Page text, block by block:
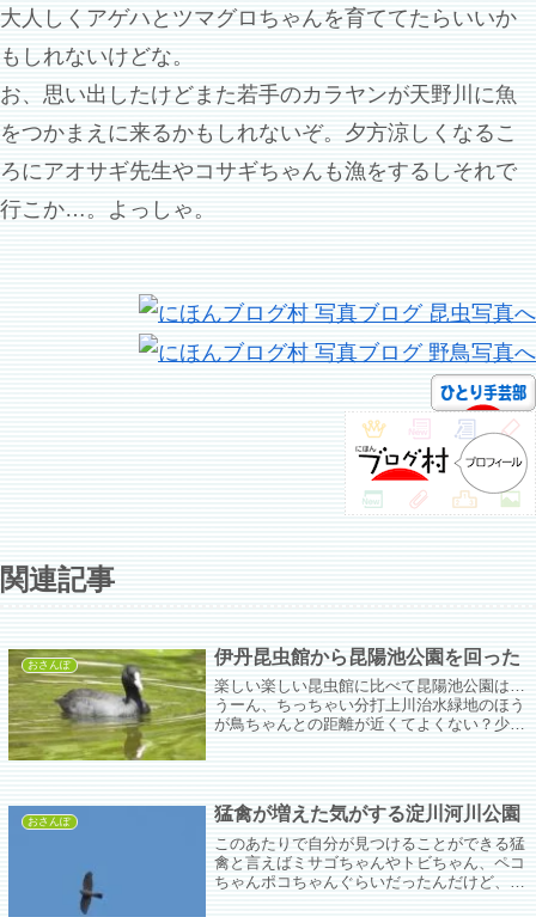
大人しくアゲハとツマグロちゃんを育ててたらいいか
もしれないけどな。
お、思い出したけどまた若手のカラヤンが天野川に魚
をつかまえに来るかもしれないぞ。夕方涼しくなるこ
ろにアオサギ先生やコサギちゃんも漁をするしそれで
行こか…。よっしゃ。
関連記事
おさんぽ 伊丹昆虫館から昆陽池公園を回った
楽しい楽しい昆虫館に比べて昆陽池公園は…
うーん、ちっちゃい分打上川治水緑地のほう
が鳥ちゃんとの距離が近くてよくない？少な
おさんぽ 猛禽が増えた気がする淀川河川公園
このあたりで自分が見つけることができる猛
禽と言えばミサゴちゃんやトビちゃん、ペコ
ちゃんポコちゃんぐらいだったんだけど、伐